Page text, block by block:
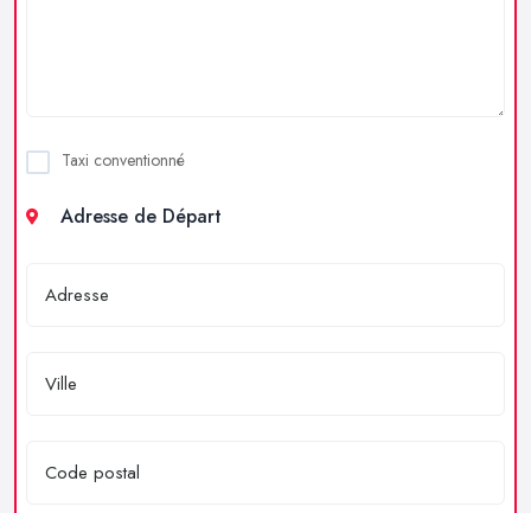
Taxi conventionné
Adresse de Départ